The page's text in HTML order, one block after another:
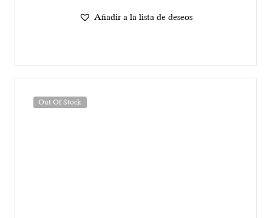
Añadir a la lista de deseos
Out Of Stock